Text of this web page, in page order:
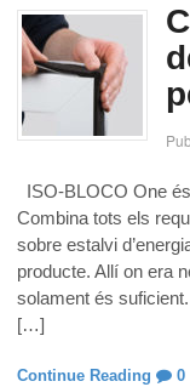
ISO-BLOCO One
Combina tots els
sobre estalvi
producte. Allí on era
solament és suficient.
[…]
Continue Reading 0